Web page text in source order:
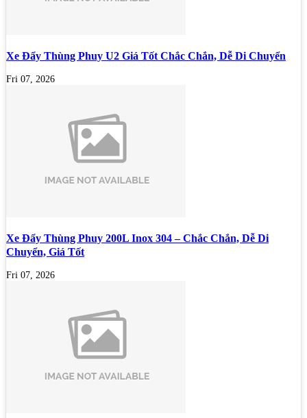
Xe Đẩy Thùng Phuy U2 Giá Tốt Chắc Chắn, Dễ Di Chuyển
Fri 07, 2026
Xe Đẩy Thùng Phuy 200L Inox 304 – Chắc Chắn, Dễ Di
Chuyển, Giá Tốt
Fri 07, 2026